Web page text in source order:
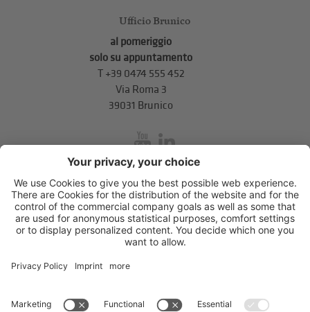
Ufficio Brunico
al pomeriggio
solo su appuntamento
T+39 0474 555 452
Via Roma 3
39031 Brunico
inService
Via di Mezzo ai Piani 5 ,39100 Bolzano.T+39 0471 310 311.
info@unione-bz.it
Impressum
Privacy